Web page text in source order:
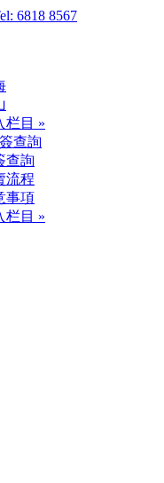
6818 8567
栏目 »
查詢
查詢
流程
事項
栏目 »